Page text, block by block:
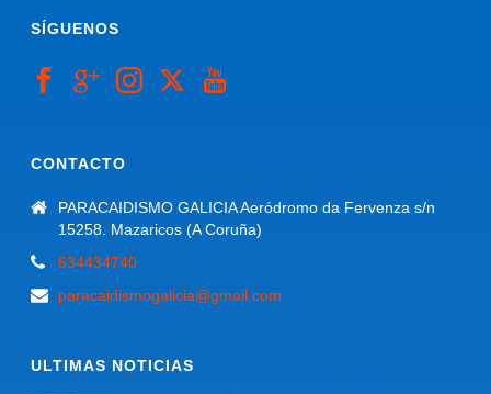
SÍGUENOS
CONTACTO
PARACAIDISMO GALICIA Aeródromo da Fervenza s/n
15258. Mazaricos (A Coruña)
634434740
paracaidismogalicia@gmail.com
ULTIMAS NOTICIAS